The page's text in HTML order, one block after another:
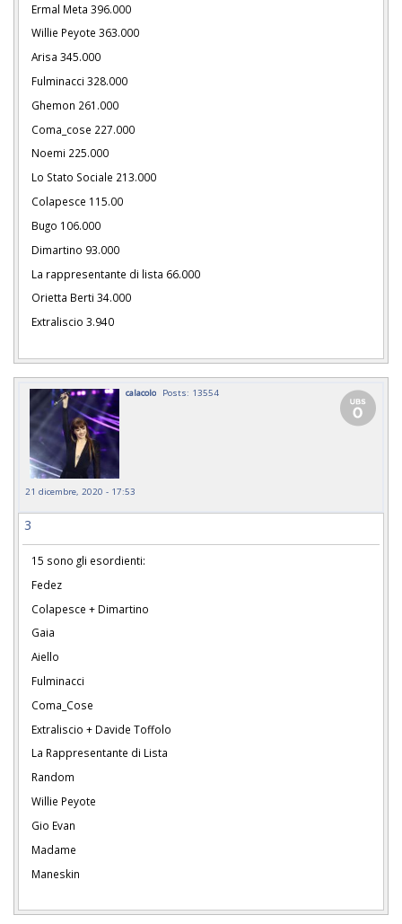
Ermal Meta 396.000
Willie Peyote 363.000
Arisa 345.000
Fulminacci 328.000
Ghemon 261.000
Coma_cose 227.000
Noemi 225.000
Lo Stato Sociale 213.000
Colapesce 115.00
Bugo 106.000
Dimartino 93.000
La rappresentante di lista 66.000
Orietta Berti 34.000
Extraliscio 3.940
calacolo Posts: 13554
21 dicembre, 2020 - 17:53
3
15 sono gli esordienti:
Fedez
Colapesce + Dimartino
Gaia
Aiello
Fulminacci
Coma_Cose
Extraliscio + Davide Toffolo
La Rappresentante di Lista
Random
Willie Peyote
Gio Evan
Madame
Maneskin